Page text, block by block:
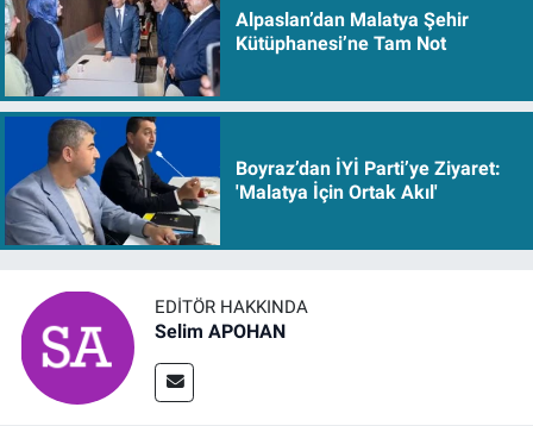
Alpaslan’dan Malatya Şehir
Kütüphanesi’ne Tam Not
Boyraz’dan İYİ Parti’ye Ziyaret:
'Malatya İçin Ortak Akıl'
EDITÖR HAKKINDA
Selim APOHAN